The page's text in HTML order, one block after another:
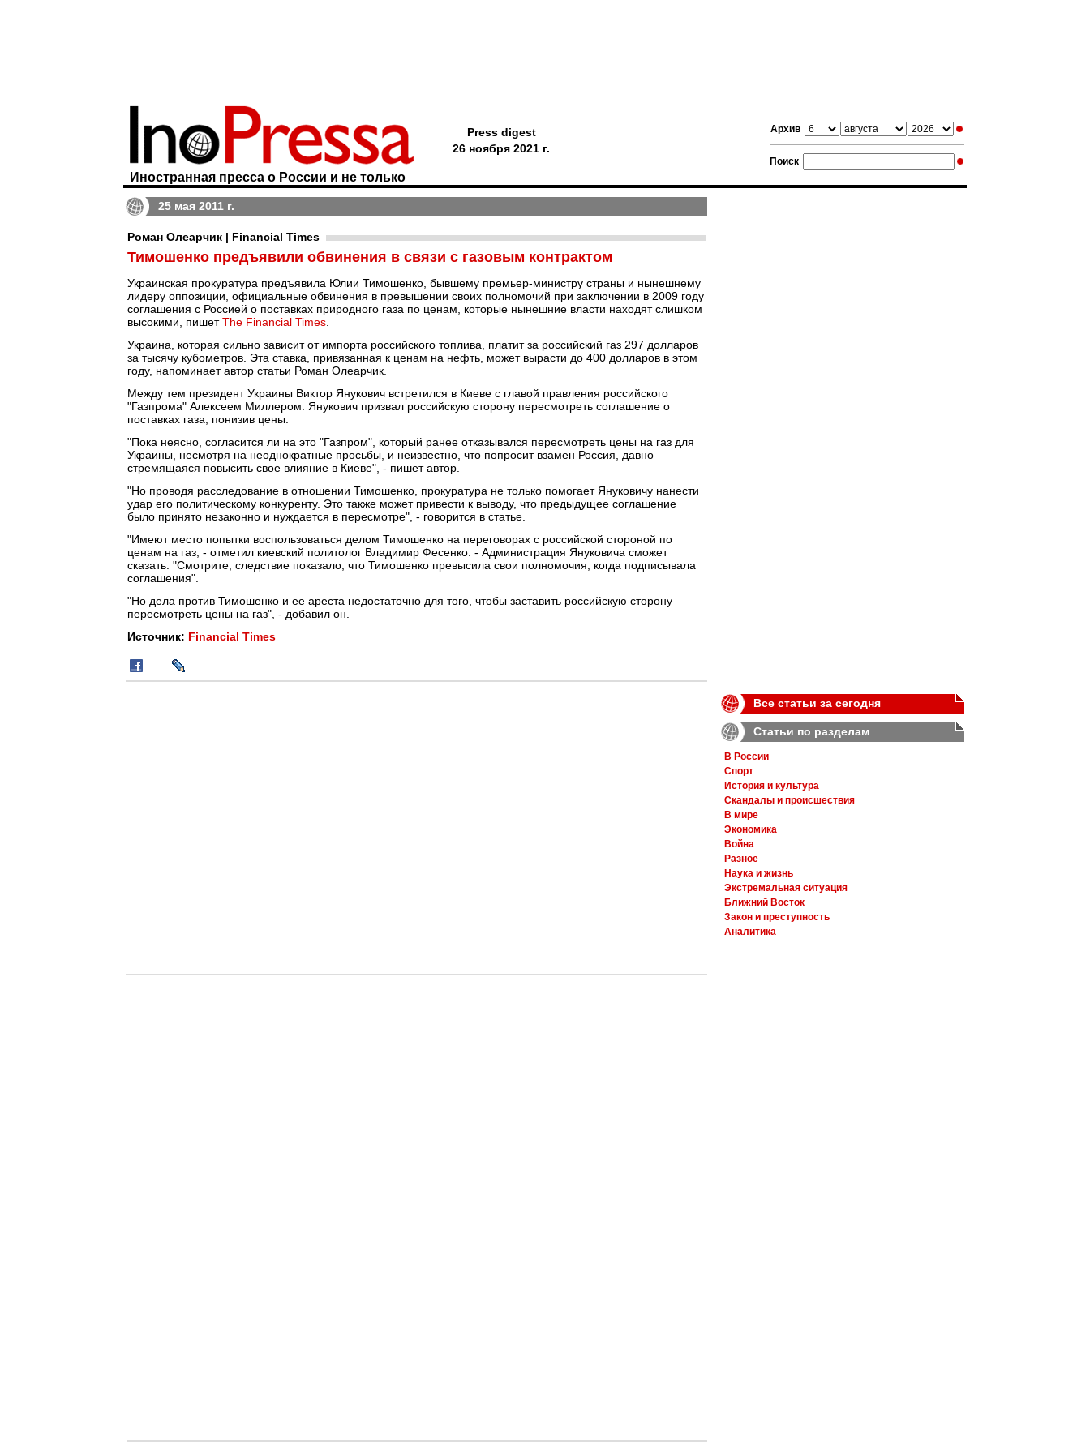
Архив
Поиск
Иностранная пресса о России и не только
Press digest
26 ноября 2021 г.
25 мая 2011 г.
Роман Олеарчик | Financial Times
Тимошенко предъявили обвинения в связи с газовым контрактом
Украинская прокуратура предъявила Юлии Тимошенко, бывшему премьер-министру страны и нынешнему
лидеру оппозиции, официальные обвинения в превышении своих полномочий при заключении в 2009 году
соглашения с Россией о поставках природного газа по ценам, которые нынешние власти находят слишком
высокими, пишетThe Financial Times
Украина, которая сильно зависит от импорта российского топлива, платит за российский газ 297 долларов
за тысячу кубометров. Эта ставка, привязанная к ценам на нефть, может вырасти до 400 долларов в этом
году, напоминает автор статьи Роман Олеарчик.
Между тем президент Украины Виктор Янукович встретился в Киеве с главой правления российского
"Газпрома" Алексеем Миллером. Янукович призвал российскую сторону пересмотреть соглашение о
поставках газа, понизив цены.
"Пока неясно, согласится ли на это "Газпром", который ранее отказывался пересмотреть цены на газ для
Украины, несмотря на неоднократные просьбы, и неизвестно, что попросит взамен Россия, давно
стремящаяся повысить свое влияние в Киеве", - пишет автор.
"Но проводя расследование в отношении Тимошенко, прокуратура не только помогает Януковичу нанести
удар его политическому конкуренту. Это также может привести к выводу, что предыдущее соглашение
было принято незаконно и нуждается в пересмотре", - говорится в статье.
"Имеют место попытки воспользоваться делом Тимошенко на переговорах с российской стороной по
ценам на газ, - отметил киевский политолог Владимир Фесенко. - Администрация Януковича сможет
сказать: "Смотрите, следствие показало, что Тимошенко превысила свои полномочия, когда подписывала
соглашения".
"Но дела против Тимошенко и ее ареста недостаточно для того, чтобы заставить российскую сторону
пересмотреть цены на газ", - добавил он.
Источник: Financial Times
Все статьи за сегодня
Статьи по разделам
В России
Спорт
История и культура
Скандалы и происшествия
В мире
Экономика
Война
Разное
Наука и жизнь
Экстремальная ситуация
Ближний Восток
Закон и преступность
Аналитика